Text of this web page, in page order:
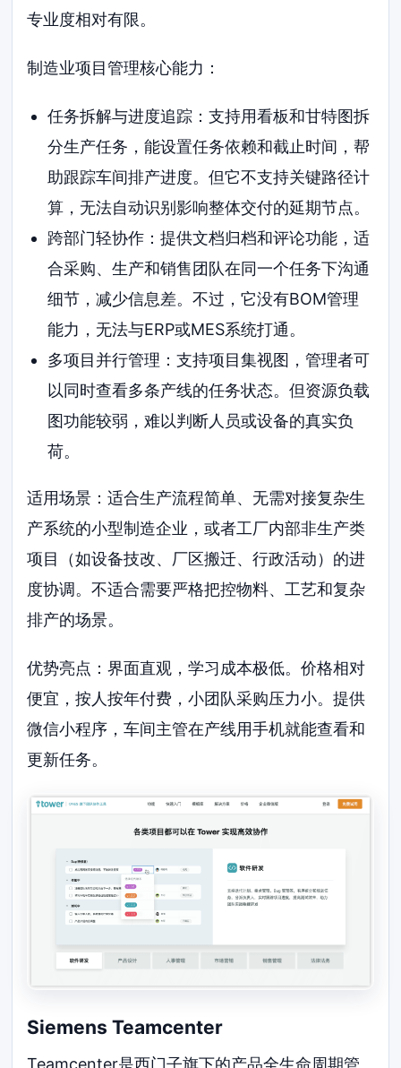
专业度相对有限。
制造业项目管理核心能力：
任务拆解与进度追踪：支持用看板和甘特图拆
分生产任务，能设置任务依赖和截止时间，帮
助跟踪车间排产进度。但它不支持关键路径计
算，无法自动识别影响整体交付的延期节点。
跨部门轻协作：提供文档归档和评论功能，适
合采购、生产和销售团队在同一个任务下沟通
细节，减少信息差。不过，它没有BOM管理
能力，无法与ERP或MES系统打通。
多项目并行管理：支持项目集视图，管理者可
以同时查看多条产线的任务状态。但资源负载
图功能较弱，难以判断人员或设备的真实负
荷。
适用场景：适合生产流程简单、无需对接复杂生
产系统的小型制造企业，或者工厂内部非生产类
项目（如设备技改、厂区搬迁、行政活动）的进
度协调。不适合需要严格把控物料、工艺和复杂
排产的场景。
优势亮点：界面直观，学习成本极低。价格相对
便宜，按人按年付费，小团队采购压力小。提供
微信小程序，车间主管在产线用手机就能查看和
更新任务。
Siemens Teamcenter
Teamcenter是西门子旗下的产品全生命周期管